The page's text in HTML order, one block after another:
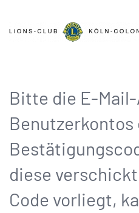
Zum Hauptinhalt springen
Bitte die E-
Benutzerkontos
diese
Code vorliegt,